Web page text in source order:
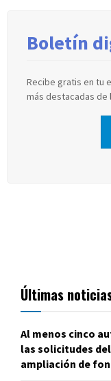
Boletín
Recibe gratis en tu
más destacadas de
Últimas
Al menos cinco
las solicitudes del
ampliación de